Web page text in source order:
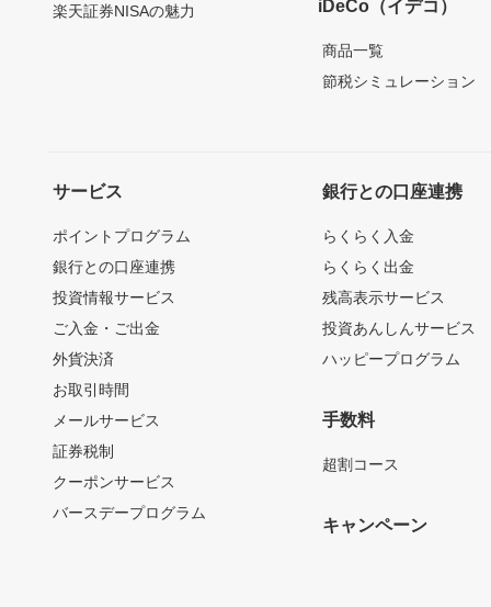
楽天証券NISAの魅力 iDeCo（イデコ）
商品一覧
節税シミュレーション
サービス
ポイントプログラム
銀行との口座連携
投資情報サービス
ご入金・ご出金
外貨決済
お取引時間
メールサービス
証券税制
クーポンサービス
バースデープログラム
銀行との口座連携
らくらく入金
らくらく出金
残高表示サービス
投資あんしんサービス
ハッピープログラム
手数料
超割コース
キャンペーン